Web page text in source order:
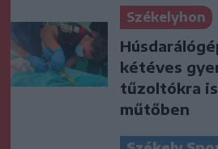
Székelyhon
kétéves
tűzoltókra
műtőben